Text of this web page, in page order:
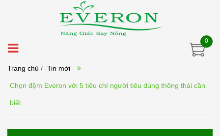
0
Trang chủ / Tin mới
Chọn đệm Everon với 5 tiêu chí người tiêu dùng thông thái cần
biết